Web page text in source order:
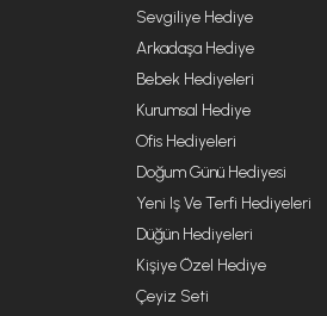
Sevgiliye Hediye
Arkadaşa Hediye
Bebek Hediyeleri
Kurumsal Hediye
Ofis Hediyeleri
Doğum Günü Hediyesi
Yeni Iş Ve Terfi Hediyeleri
Düğün Hediyeleri
Kişiye Özel Hediye
Çeyiz Seti